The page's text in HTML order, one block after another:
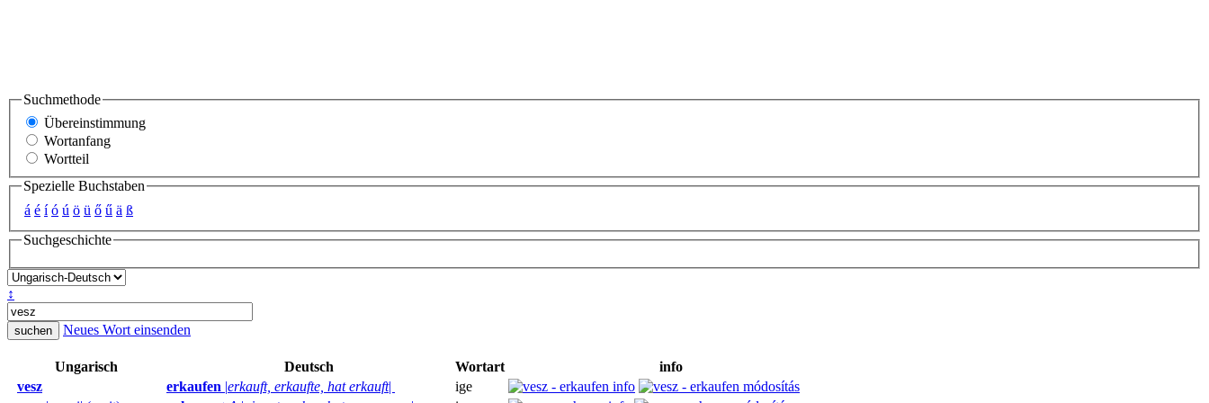
Suchmethode
Übereinstimmung
Wortanfang
Wortteil
Spezielle Buchstaben
á é í ó ú ö ü ő ű ä ß
Suchgeschichte
↕
Neues Wort einsenden
Ungarisch Deutsch Wortart
info
vesz
erkaufen |erkauft, erkaufte, hat erkauft|
ige